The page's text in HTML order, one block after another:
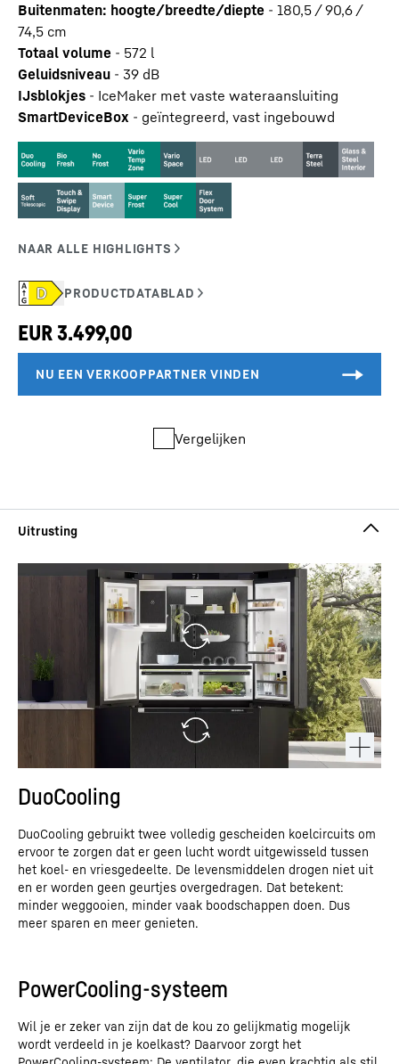
Buitenmaten: hoogte/breedte/diepte - 180,5 / 90,6 /
74,5 cm
Totaal volume - 572 l
Geluidsniveau - 39 dB
IJsblokjes - IceMaker met vaste wateraansluiting
SmartDeviceBox - geïntegreerd, vast ingebouwd
Vergelijken
DuoCooling
DuoCooling gebruikt twee volledig gescheiden koelcircuits om
ervoor te zorgen dat er geen lucht wordt uitgewisseld tussen
het koel- en vriesgedeelte. De levensmiddelen drogen niet uit
en er worden geen geurtjes overgedragen. Dat betekent:
minder weggooien, minder vaak boodschappen doen. Dus
meer sparen en meer genieten.
worden uw gegevens, met inbegrip van uw IP-adres, naar Google
verzonden en eventueel door Google, ook voor eigen doeleinden,
buiten de EU of de EER en daarmee in een derde land, met name
PowerCooling-systeem
Wil je er zeker van zijn dat de kou zo gelijkmatig mogelijk
wordt verdeeld in je koelkast? Daarvoor zorgt het